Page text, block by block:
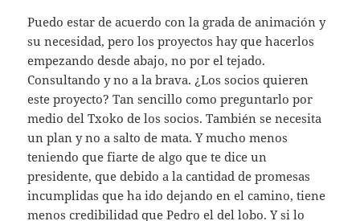
Puedo estar de acuerdo con la grada de animación y
su necesidad, pero los proyectos hay que hacerlos
empezando desde abajo, no por el tejado.
Consultando y no a la brava. ¿Los socios quieren
este proyecto? Tan sencillo como preguntarlo por
medio del Txoko de los socios. También se necesita
un plan y no a salto de mata. Y mucho menos
teniendo que fiarte de algo que te dice un
presidente, que debido a la cantidad de promesas
incumplidas que ha ido dejando en el camino, tiene
menos credibilidad que Pedro el del lobo. Y si lo